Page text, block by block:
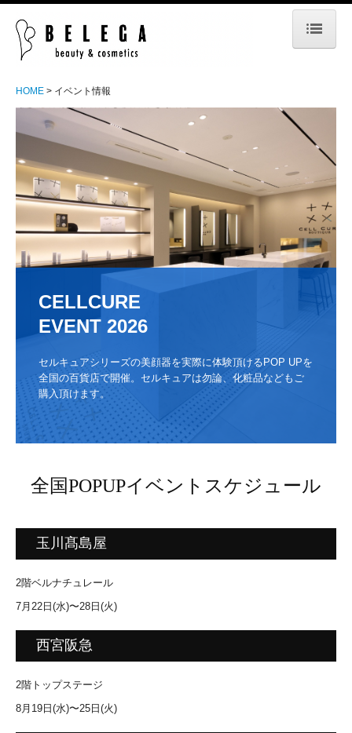
PARTNER
SEMINAR
PRODUCT
ABOUT
MEDIA INFO 2026
MEDIA INFO 2025
MEDIA INFO 2023
MEDIA INFO 2022
MEDIA INFO 2021
MEDIA INFO 2020
EXPERIENCE
イベント情報
セルキュア４TPLUS
セルキュア４T++
草刈民代さんスペシャルトークショー
HOME イベント情報
CELLCURE
EVENT 2026
セルキュアシリーズの美顔器を実際に体験頂けるPOP UPを
全国の百貨店で開催。セルキュアは勿論、化粧品などもご
購入頂けます。
全国POPUPイベントスケジュール
玉川髙島屋
2階ベルナチュレール
7月22日(水)〜28日(火)
西宮阪急
2階トップステージ
8月19日(水)〜25日(火)